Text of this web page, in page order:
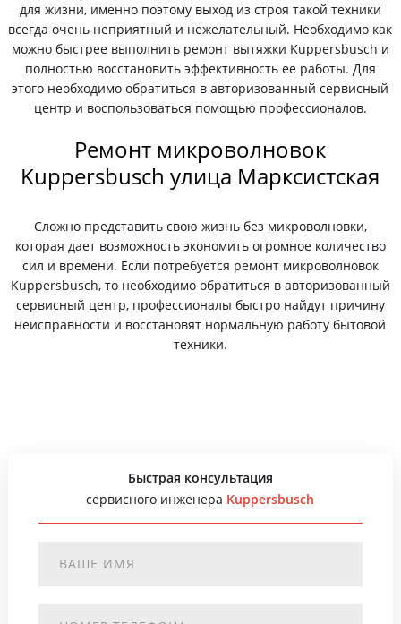
для жизни, именно поэтому выход из строя такой техники
всегда очень неприятный и нежелательный. Необходимо как
можно быстрее выполнить ремонт вытяжки Kuppersbusch и
полностью восстановить эффективность ее работы. Для
этого необходимо обратиться в авторизованный сервисный
центр и воспользоваться помощью профессионалов.
Ремонт микроволновок
Kuppersbusch улица Марксистская
Сложно представить свою жизнь без микроволновки,
которая дает возможность экономить огромное количество
сил и времени. Если потребуется ремонт микроволновок
Kuppersbusch, то необходимо обратиться в авторизованный
сервисный центр, профессионалы быстро найдут причину
неисправности и восстановят нормальную работу бытовой
техники.
Быстрая консультация
сервисного инженера Kuppersbusch